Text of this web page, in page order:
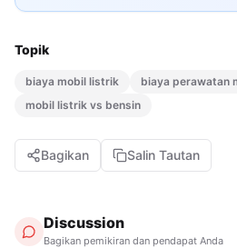
Topik
biaya mobil listrik biaya perawatan
mobil listrik vs bensin
Bagikan Salin Tautan
Discussion
Bagikan pemikiran dan pendapat Anda